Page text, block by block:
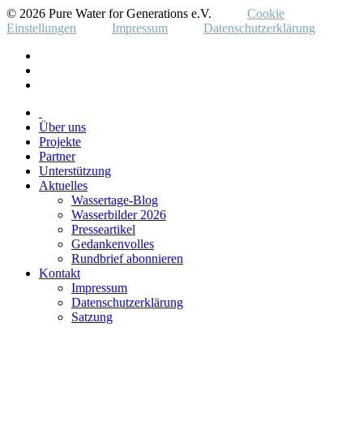
© 2026 Pure Water for Generations e.V.
Cookie
Einstellungen
Impressum Datenschutzerklärung
Über uns
Projekte
Partner
Unterstützung
Aktuelles
Wassertage-Blog
Wasserbilder 2026
Presseartikel
Gedankenvolles
Rundbrief abonnieren
Kontakt
Impressum
Datenschutzerklärung
Satzung